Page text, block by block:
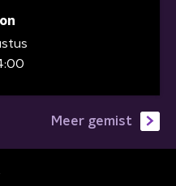
Meer gemist